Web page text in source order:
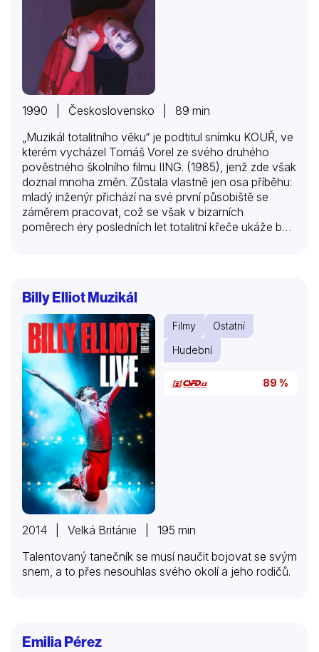
1990 | Československo | 89 min
„Muzikál totalitního věku“ je podtitul snímku KOUŘ, ve
kterém vycházel Tomáš Vorel ze svého druhého
pověstného školního filmu IING. (1985), jenž zde však
doznal mnoha změn. Zůstala vlastně jen osa příběhu:
mladý inženýr přichází na své první působiště se
záměrem pracovat, což se však v bizarních
poměrech éry posledních let totalitní křeče ukáže být
spravedlivě rozhořčeným, probuzeným davem a jsou
nastoleny nové pořádky, které však v mnohém
začínají připomínat pořádky staré, obrácené naruby.
Na scénáři spolupracoval s Tomášem Vorlem
vedoucí jednoho z divadel Pražské pětky, Lumír
Tuček z Recitační skupiny Vpřed. Snímek má poetiku
typickou pro zmíněné…
Billy Elliot Muzikál
Filmy
Ostatní
Hudební
89 %
2014 | Velká Británie | 195 min
Talentovaný tanečník se musí naučit bojovat se svým
snem, a to přes nesouhlas svého okolí a jeho rodičů.
Emilia Pérez